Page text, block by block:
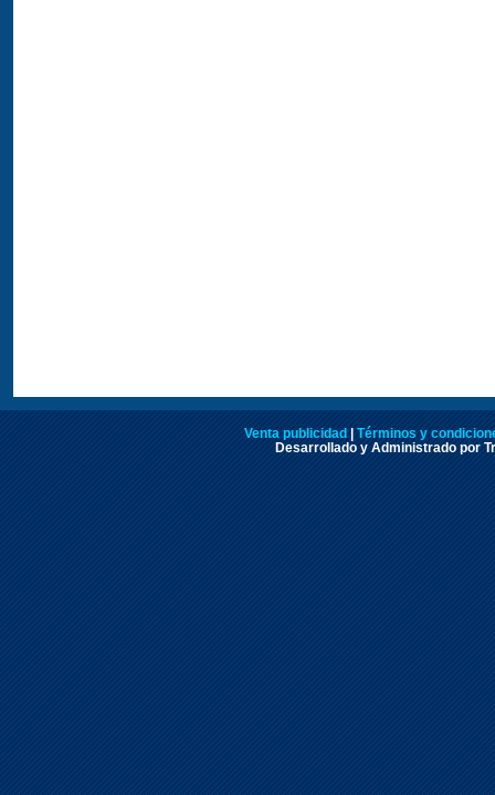
Venta publicidad
Términos y
Desarrollado y Administrado por